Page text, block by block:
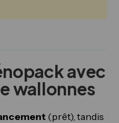
avec
wallonnes
(prêt), tandis